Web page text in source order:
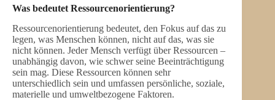
Was bedeutet Ressourcenorientierung?
Ressourcenorientierung bedeutet, den Fokus auf das zu
legen, was Menschen können, nicht auf das, was sie
nicht können. Jeder Mensch verfügt über Ressourcen –
unabhängig davon, wie schwer seine Beeinträchtigung
sein mag. Diese Ressourcen können sehr
unterschiedlich sein und umfassen persönliche, soziale,
materielle und umweltbezogene Faktoren.